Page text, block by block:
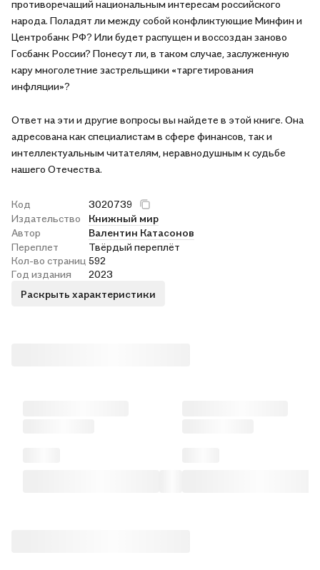
противоречащий национальным интересам российского
народа. Поладят ли между собой конфликтующие Минфин и
Центробанк РФ? Или будет распущен и воссоздан заново
Госбанк России? Понесут ли, в таком случае, заслуженную
кару многолетние застрельщики «таргетирования
инфляции»?
Ответ на эти и другие вопросы вы найдете в этой книге. Она
адресована как специалистам в сфере финансов, так и
интеллектуальным читателям, неравнодушным к судьбе
нашего Отечества.
Код
3020739
Издательство
Книжный мир
Автор
Валентин Катасонов
Переплет
Твёрдый переплёт
Кол-во страниц 592
Год издания
2023
Раскрыть характеристики